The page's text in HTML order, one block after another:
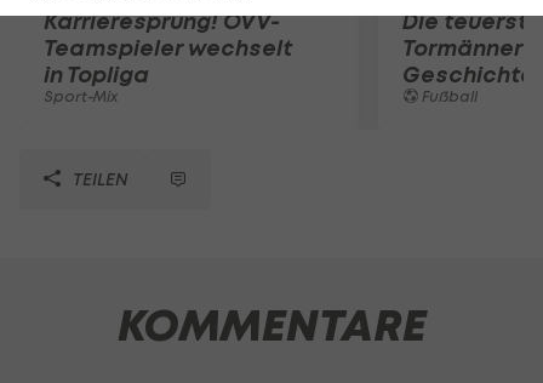
Karrieresprung! ÖVV-
Teamspieler wechselt
in Topliga
Sport-Mix
Die
Tormänner
Geschichte
Fußball
TEILEN
KOMMENTARE